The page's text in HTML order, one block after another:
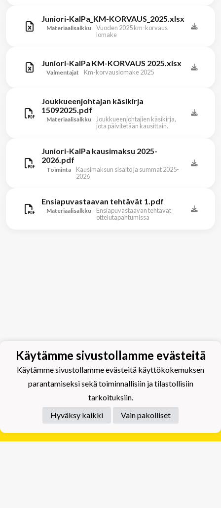
Juniori-KalPa_KM-KORVAUS_2025.xlsx
Materiaalisalkku
Vuoden 2025 km-korvaus
lomake
Juniori-KalPa KM-KORVAUS 2025.xlsx
Valmentajat Km-korvauslomake 2025
Joukkueenjohtajan käsikirja
15092025.pdf
Materiaalisalkku
Joukkueenjohtajien käsikirja,
jota päivitetään kausittain.
Juniori-KalPa kausimaksu 2025-
2026.pdf
Toiminta
Kausimaksun sisältö ja summat 2025-
2026
Ensiapuvastaavan tehtävät 1.pdf
Materiaalisalkku
Ensiapuvastaavan tehtävät
ottelutapahtumissa
Tietosuojaseloste
Käytämme sivustollamme evästeitä
Käytämme sivustollamme evästeitä käyttökokemuksen
parantamiseksi sekä toiminnallisiin ja tilastollisiin
tarkoituksiin.
Hyväksy kaikki
Vain pakolliset